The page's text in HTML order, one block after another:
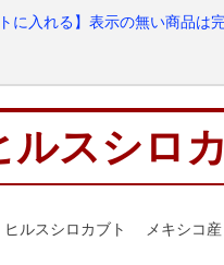
に入れる】表示の無い商品は
ルスシロ
ヒルスシロカブト メキシコ産